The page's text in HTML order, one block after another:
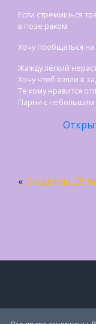
Если стремишься
в позе раком
Хочу пообщаться
Жажду лёгкий
Хочу чтоб взяли в
Те кому нравится
Парни с небольшим
«Людмила 28